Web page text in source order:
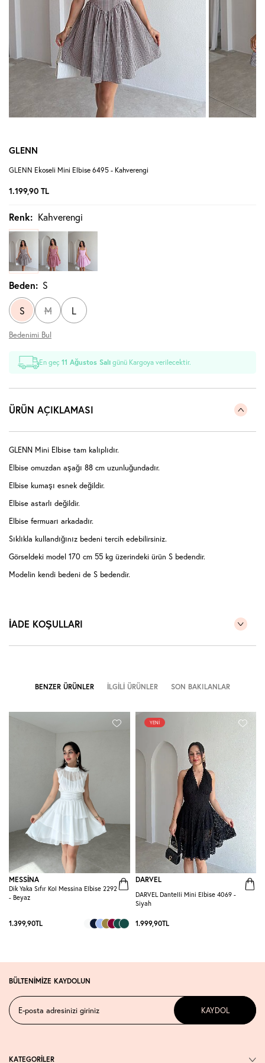
GLENN
GLENN Ekoseli Mini Elbise 6495 - Kahverengi
1.199,90 TL
Renk: Kahverengi
Beden: S
S M L
Bedenimi Bul
En geç11 Ağustos Salı günü Kargoya verilecektir.
ÜRÜN AÇIKLAMASI
GLENN Mini Elbise tam kalıplıdır.
Elbise omuzdan aşağı 88 cm uzunluğundadır.
Elbise kumaşı esnek değildir.
Elbise astarlı değildir.
Elbise fermuarı arkadadır.
Sıklıkla kullandığınız bedeni tercih edebilirsiniz.
Görseldeki model 170 cm 55 kg üzerindeki ürün S bedendir.
Modelin kendi bedeni de S bedendir.
İADE KOŞULLARI
BENZER ÜRÜNLER İLGILI ÜRÜNLER SON BAKILANLAR
MESSİNA
Dik Yaka Sıfır Kol Messina Elbise 2292
- Beyaz
1.399,90TL
YENI
DARVEL
DARVEL Dantelli Mini Elbise 4069 -
Siyah
1.999,90TL
BÜLTENİMİZE KAYDOLUN
KAYDOL
KATEGORİLER